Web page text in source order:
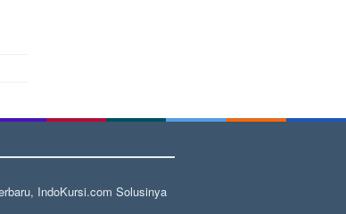
IndoKursi.com Solusinya